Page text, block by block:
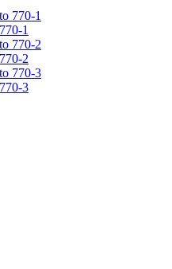
1
2
3